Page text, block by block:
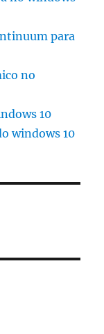
para
no
10
windows 10